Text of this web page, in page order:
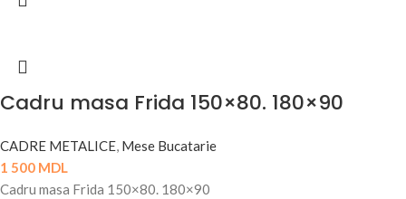
Cadru masa Frida 150×80. 180×90
CADRE METALICE, Mese Bucatarie
1 500 MDL
Cadru masa Frida 150×80. 180×90